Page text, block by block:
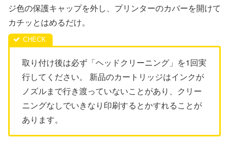
ジ色の保護キャップを外し、プリンターのカバーを開けて
カチッとはめるだけ。
取り付け後は必ず「ヘッドクリーニング」を1回実
行してください。 新品のカートリッジはインクが
ノズルまで行き渡っていないことがあり、クリー
ニングなしでいきなり印刷するとかすれることが
あります。